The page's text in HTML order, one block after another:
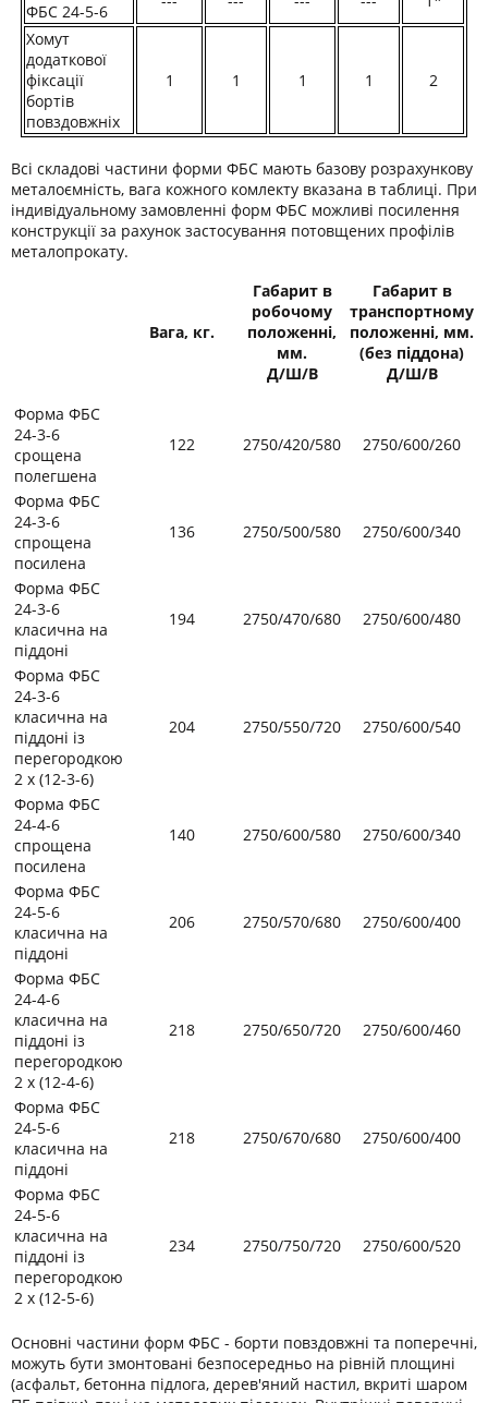
ФБС 24-5-6
Хомут
додаткової
фіксації
бортів
повздовжніх
1 1 1 1 2
Всі складові частини форми ФБС мають базову розрахункову
металоємність, вага кожного комлекту вказана в таблиці. При
індивідуальному замовленні форм ФБС можливі посилення
конструкції за рахунок застосування потовщених профілів
металопрокату.
Вага, кг.
Габарит в
робочому
положенні,
мм.
Д/Ш/В
Габарит в
транспортному
положенні, мм.
(без піддона)
Д/Ш/В
Форма ФБС
24-3-6
срощена
полегшена
122 2750/420/580 2750/600/260
Форма ФБС
24-3-6
спрощена
посилена
136 2750/500/580 2750/600/340
Форма ФБС
24-3-6
класична на
піддоні
194 2750/470/680 2750/600/480
Форма ФБС
24-3-6
класична на
піддоні із
перегородкою
2 х (12-3-6)
204 2750/550/720 2750/600/540
Форма ФБС
24-4-6
спрощена
посилена
140 2750/600/580 2750/600/340
Форма ФБС
24-5-6
класична на
піддоні
206 2750/570/680 2750/600/400
Форма ФБС
24-4-6
класична на
піддоні із
перегородкою
2 х (12-4-6)
218 2750/650/720 2750/600/460
Форма ФБС
24-5-6
класична на
піддоні
218 2750/670/680 2750/600/400
Форма ФБС
24-5-6
класична на
піддоні із
перегородкою
2 х (12-5-6)
234 2750/750/720 2750/600/520
Основні частини форм ФБС - борти повздовжні та поперечні,
можуть бути змонтовані безпосередньо на рівній площині
(асфальт, бетонна підлога, дерев'яний настил, вкриті шаром